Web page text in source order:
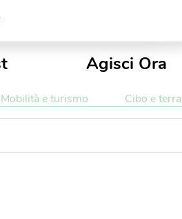
Agisci Ora
Mobilità e turismo Cibo e terra